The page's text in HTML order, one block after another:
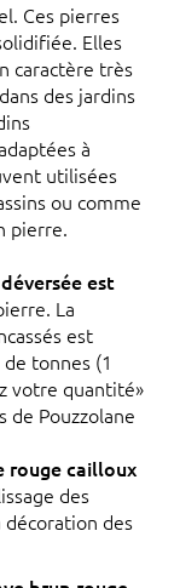
Ces pierres
Elles
caractère très
des jardins
à
utilisées
ou comme
pierre.
est
La
est
tonnes (1
votre quantité»
de Pouzzolane
rouge cailloux
des
des